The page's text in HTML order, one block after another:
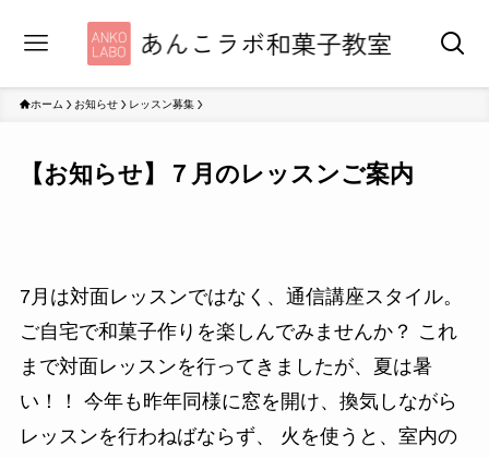
ホーム お知らせ レッスン募集
【お知らせ】７月のレッスンご案内
7月は対面レッスンではなく、通信講座スタイル。
ご自宅で和菓子作りを楽しんでみませんか？ これ
まで対面レッスンを行ってきましたが、夏は暑
い！！ 今年も昨年同様に窓を開け、換気しながら
レッスンを行わねばならず、 火を使うと、室内の